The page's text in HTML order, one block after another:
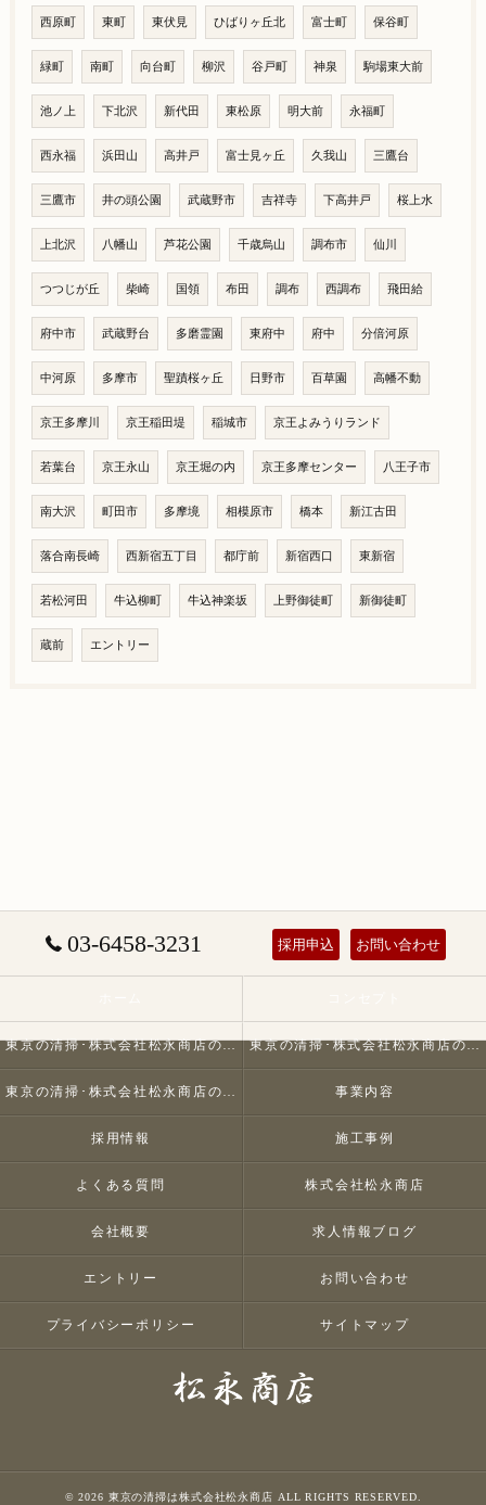
西原町 東町 東伏見 ひばりヶ丘北 富士町 保谷町
緑町 南町 向台町 柳沢 谷戸町 神泉 駒場東大前
池ノ上 下北沢 新代田 東松原 明大前 永福町
西永福 浜田山 高井戸 富士見ヶ丘 久我山 三鷹台
三鷹市 井の頭公園 武蔵野市 吉祥寺 下高井戸 桜上水
上北沢 八幡山 芦花公園 千歳烏山 調布市 仙川
つつじが丘 柴崎 国領 布田 調布 西調布 飛田給
府中市 武蔵野台 多磨霊園 東府中 府中 分倍河原
中河原 多摩市 聖蹟桜ヶ丘 日野市 百草園 高幡不動
京王多摩川 京王稲田堤 稲城市 京王よみうりランド
若葉台 京王永山 京王堀の内 京王多摩センター 八王子市
南大沢 町田市 多摩境 相模原市 橋本 新江古田
落合南長崎 西新宿五丁目 都庁前 新宿西口 東新宿
若松河田 牛込柳町 牛込神楽坂 上野御徒町 新御徒町
蔵前 エントリー
03-6458-3231 採用申込 お問い合わせ
東京の清掃･株式会社松永商店の口コミ情報 東京の清掃･株式会社松永商店の評判
東京の清掃･株式会社松永商店のお客様の声 事業内容
採用情報 施工事例
よくある質問 株式会社松永商店
会社概要 求人情報ブログ
エントリー お問い合わせ
プライバシーポリシー サイトマップ
© 2026 東京の清掃は株式会社松永商店 ALL RIGHTS RESERVED.